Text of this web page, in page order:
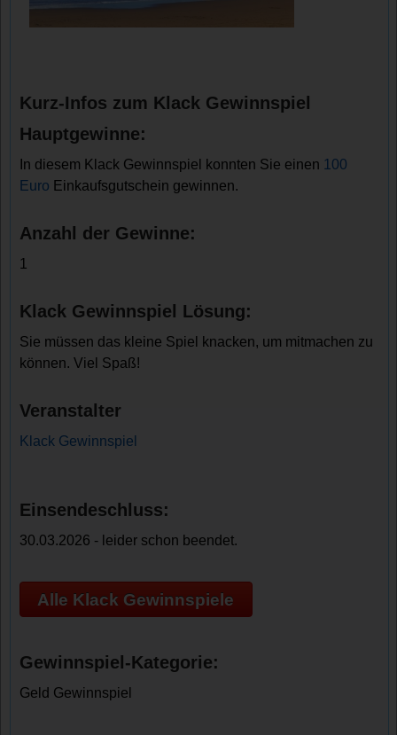
Kurz-Infos zum Klack Gewinnspiel
Hauptgewinne:
In diesem Klack Gewinnspiel konnten Sie einen 100
Euro Einkaufsgutschein gewinnen.
Anzahl der Gewinne:
1
Klack Gewinnspiel Lösung:
Sie müssen das kleine Spiel knacken, um mitmachen zu
können. Viel Spaß!
Veranstalter
Klack Gewinnspiel
Einsendeschluss:
30.03.2026 - leider schon beendet.
Alle Klack Gewinnspiele
Gewinnspiel-Kategorie:
Geld Gewinnspiel